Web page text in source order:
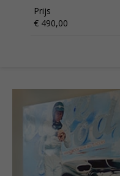
Prijs
€ 490,00